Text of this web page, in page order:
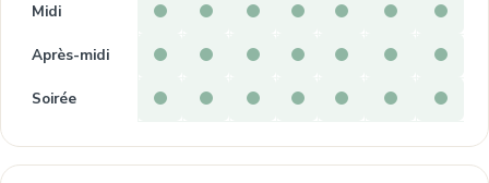
Midi
Après-midi
Soirée